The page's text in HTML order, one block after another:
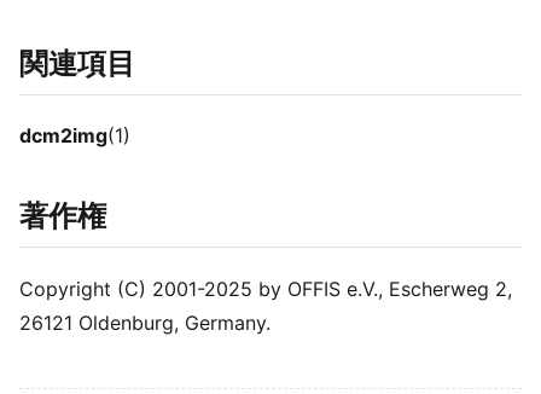
関連項目
dcm2img(1)
著作権
Copyright (C) 2001-2025 by OFFIS e.V., Escherweg 2,
26121 Oldenburg, Germany.